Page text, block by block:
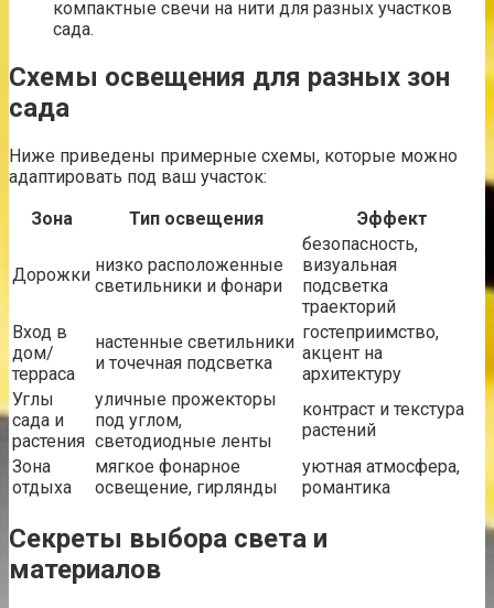
компактные свечи на нити для разных участков
сада.
Схемы освещения для разных зон
сада
Ниже приведены примерные схемы, которые можно
адаптировать под ваш участок:
Зона
Тип освещения Эффект
Дорожки низко расположенные
светильники и фонари
безопасность,
визуальная
подсветка
траекторий
Вход в
дом/
терраса
настенные светильники
и точечная подсветка
гостеприимство,
акцент на
архитектуру
Углы
сада и
растения
уличные прожекторы
под углом,
светодиодные ленты
контраст и текстура
растений
Зона
отдыха
мягкое фонарное
освещение, гирлянды
уютная атмосфера,
романтика
Секреты выбора света и
материалов